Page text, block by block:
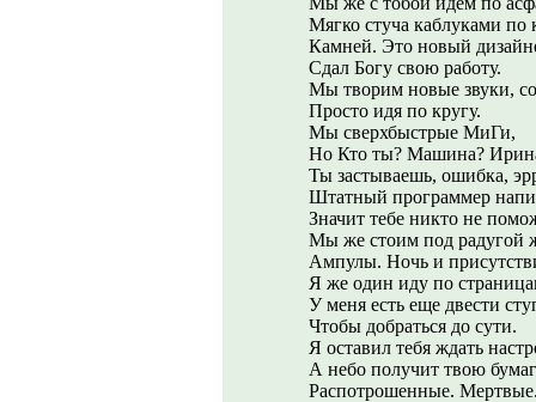
Мягко стуча каблуками по
Камней. Это новый
Сдал Богу свою работу.
Мы творим новые звуки,
Просто идя по кругу.
Мы сверхбыстрые МиГи,
Но Кто ты? Машина?
Ты застываешь, ошибка,
Штатный программер
Значит тебе никто не
Мы же стоим под радугой
Ампулы. Ночь и
Я же один иду по
У меня есть еще двести
Чтобы добраться до сути.
Я оставил тебя ждать
А небо получит твою
Распотрошенные.